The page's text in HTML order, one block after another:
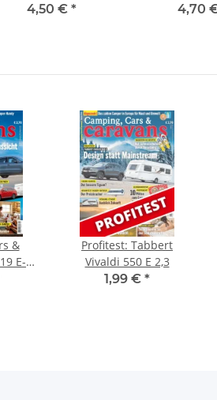
Print-Ausgabe
4,50 € *
Print-
4,70
&
E-
Profitest: Tabbert
Vivaldi 550 E 2,3
1,99 € *